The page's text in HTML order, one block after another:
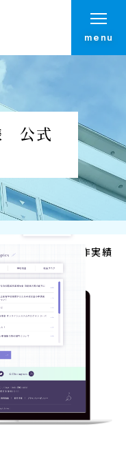
menu
公式
実績 制作実績